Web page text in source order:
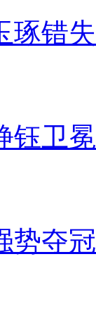
琢错
钰卫冕
势夺冠